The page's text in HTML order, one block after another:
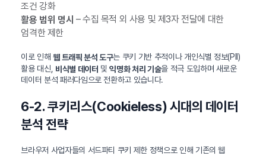
조건 강화
활용 범위 명시 – 수집 목적 외 사용 및 제3자 전달에 대한
엄격한 제한
이로 인해웹 트래픽 분석 도구는 쿠키 기반 추적이나 개인식별 정보(PII)
활용 대신, 비식별 데이터 및익명화 처리 기술을 적극 도입하며 새로운
데이터 분석 패러다임으로 전환하고 있습니다.
6-2. 쿠키리스(Cookieless) 시대의 데이터
분석 전략
브라우저 사업자들의 서드파티 쿠키 제한 정책으로 인해 기존의 웹